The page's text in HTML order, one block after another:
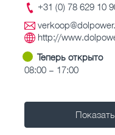
+31 (0) 78 629 10
http://
Теперь открыто
08:00 – 17:00